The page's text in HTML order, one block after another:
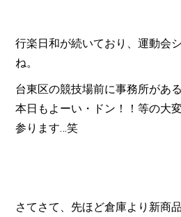
行楽日和が続いており、運動会
ね。
台東区の競技場前に事務所があ
本日もよーい・ドン！！等の大
参ります…笑
さてさて、先ほど倉庫より新商